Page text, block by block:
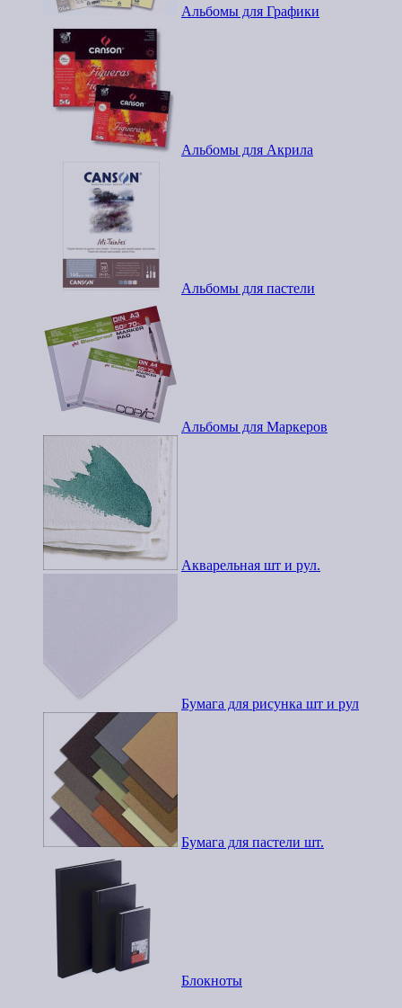
Альбомы для Графики
Альбомы для Акрила
Альбомы для пастели
Альбомы для Маркеров
Акварельная шт и рул.
Бумага для рисунка шт и рул
Бумага для пастели шт.
Блокноты